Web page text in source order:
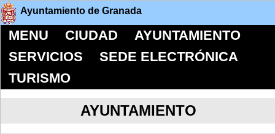
Ayuntamiento de Granada
MENU CIUDAD
AYUNTAMIENTO
SERVICIOS
SEDE ELECTRÓNICA
TURISMO
AYUNTAMIENTO